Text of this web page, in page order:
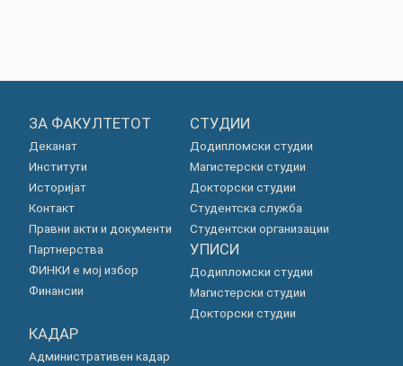
ЗА ФАКУЛТЕТОТ
Деканат
Институти
Историјат
Контакт
Правни акти и документи
Партнерства
ФИНКИ е мој избор
Финансии
СТУДИИ
Додипломски студии
Магистерски студии
Докторски студии
Студентска служба
Студентски организации
УПИСИ
Додипломски студии
Магистерски студии
Докторски студии
КАДАР
Административен кадар